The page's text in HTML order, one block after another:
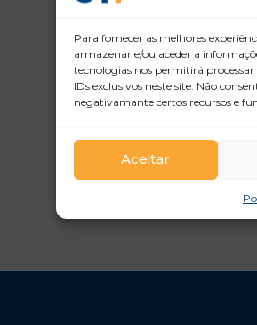
Para fornecer as melhores
armazenar e/ou aceder a
tecnologias nos permitirá
IDs exclusivos neste site. Não
negativamante certos recursos e
Aceitar